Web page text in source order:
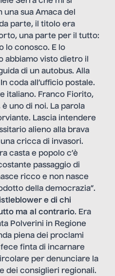
sua Amaca del
parte, il titolo era
una parte per il tutto:
lo conosco. E lo
abbiamo visto dietro il
di un autobus. Alla
coda all’ufficio postale.
italiano. Franco Fiorito,
uno di noi. La parola
Lascia intendere
alieno alla brava
cricca di invasori.
casta e popolo c’è
passaggio di
ricco e non nasce
della democrazia”.
e di chi
ma al contrario. Era
Polverini in Regione
piena dei proclami
finta di incarnare
per denunciare la
dei consiglieri regionali.